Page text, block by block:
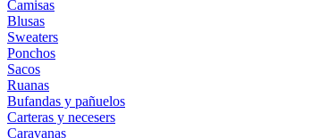
Camisas
Blusas
Sweaters
Ponchos
Sacos
Ruanas
Bufandas y pañuelos
Carteras y necesers
Caravanas